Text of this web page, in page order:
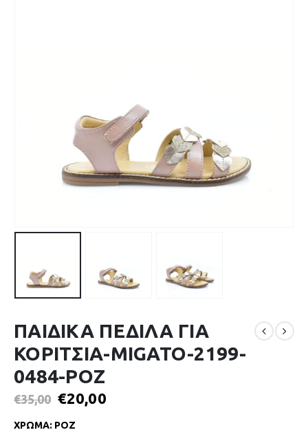
ΠΑΙΔΙΚΑ ΠΕΔΙΛΑ ΓΙΑ
ΚΟΡΙΤΣΙΑ-MIGATO-2199-
0484-ΡΟΖ
€35,00 €20,00
ΧΡΩΜΑ: ΡΟΖ